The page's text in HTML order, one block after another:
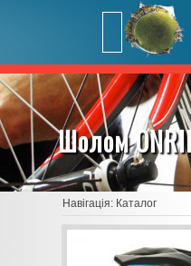
Шолом
Навігація: Каталог